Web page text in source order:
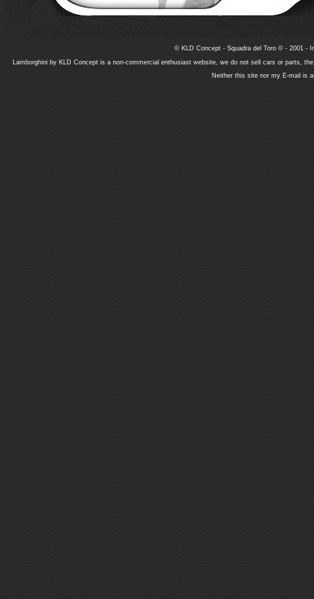
© KLD Concept - Squadra del Toro © - 2001 -
Lamborghini by KLD Concept is a non-commercial enthusiast website, we do not sell cars or parts,
Neither this site nor my E-mail is